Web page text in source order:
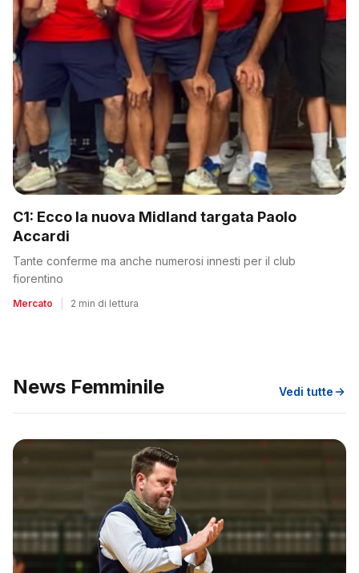
C1: Ecco la nuova Midland targata Paolo
Accardi
Tante conferme ma anche numerosi innesti per il club
fiorentino
Mercato 2 min di lettura
News Femminile Vedi tutte